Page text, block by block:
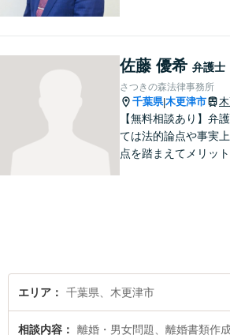
で勤務しています。お
員に担当事務をつけ、
ズな連絡を徹底◉
佐藤 優希 弁護士
さつきの森法律事務所
千葉県|木更津市
【無料相談あり】弁
ては法的論点や事実
点を踏まえてメリット
エリア 千葉県、木更津市
相談内容 離婚・男女問題、離婚書類作